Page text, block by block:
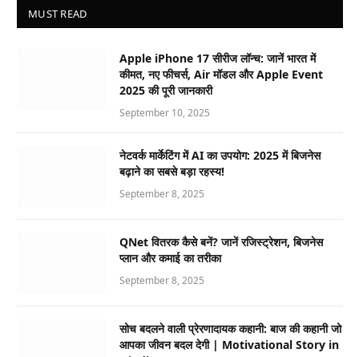
MUST READ
Apple iPhone 17 सीरीज लॉन्च: जानें भारत में
कीमत, नए फीचर्स, Air मॉडल और Apple Event
2025 की पूरी जानकारी
September 10, 2025
नेटवर्क मार्केटिंग में AI का उपयोग: 2025 में बिजनेस
बढ़ाने का सबसे बड़ा रहस्य!
September 8, 2025
QNet वितरक कैसे बनें? जानें रजिस्ट्रेशन, बिजनेस
प्लान और कमाई का तरीका
September 8, 2025
सोच बदलने वाली प्रेरणादायक कहानी: बाज की कहानी जो
आपका जीवन बदल देगी | Motivational Story in